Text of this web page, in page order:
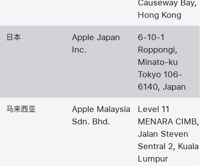
Causeway Bay,
Hong Kong
日本
Apple Japan
Inc.
6-10-1
Roppongi,
Minato-ku
Tokyo 106-
6140, Japan
马来西亚
Apple Malaysia
Sdn. Bhd.
Level 11
MENARA CIMB,
Jalan Steven
Sentral 2, Kuala
Lumpur